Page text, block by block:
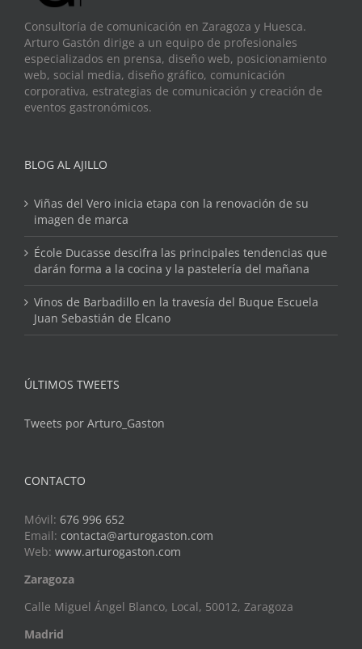
Consultoría de comunicación en Zaragoza y Huesca.
Arturo Gastón dirige a un equipo de profesionales
especializados en prensa, diseño web, posicionamiento
web, social media, diseño gráfico, comunicación
corporativa, estrategias de comunicación y creación de
eventos gastronómicos.
BLOG AL AJILLO
Viñas del Vero inicia etapa con la renovación de su
imagen de marca
École Ducasse descifra las principales tendencias que
darán forma a la cocina y la pastelería del mañana
Vinos de Barbadillo en la travesía del Buque Escuela
Juan Sebastián de Elcano
ÚLTIMOS TWEETS
Tweets por Arturo_Gaston
CONTACTO
Móvil: 676 996 652
Email: contacta@arturogaston.com
Web: www.arturogaston.com
Zaragoza
Calle Miguel Ángel Blanco, Local, 50012, Zaragoza
Madrid